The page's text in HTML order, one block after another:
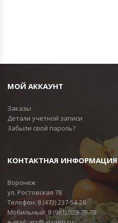
МОЙ АККАУНТ
Заказы
Детали учетной записи
Забыли свой пароль?
КОНТАКТНАЯ ИНФОРМАЦИЯ
Воронеж
ул. Ростовская 78
Телефон: 8 (473) 237-54-28
Мобильный: 8 (961) 028-78-78